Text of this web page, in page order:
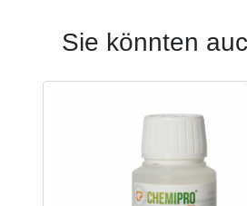
Sie könnten